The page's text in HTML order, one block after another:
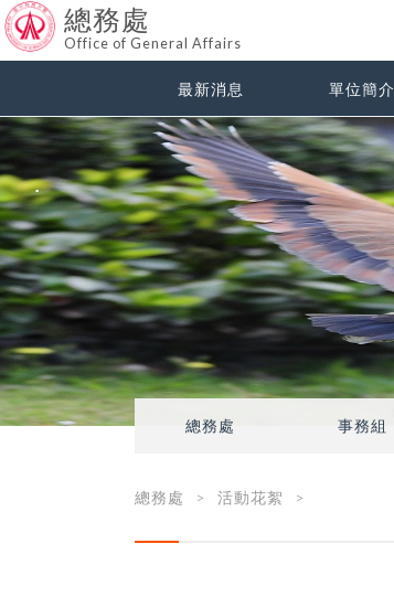
總務處
Office of General Affairs
最新消息 單位簡介
總務處 事務組
總務處 活動花絮